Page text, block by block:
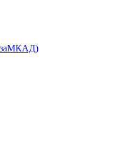
(заМКАД)